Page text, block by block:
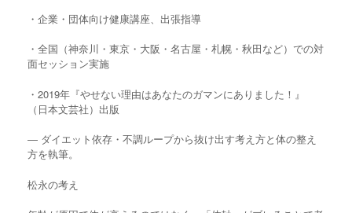
・企業・団体向け健康講座、出張指導
・全国（神奈川・東京・大阪・名古屋・札幌・秋田など）での対
面セッション実施
・2019年『やせない理由はあなたのガマンにありました！』
（日本文芸社）出版
― ダイエット依存・不調ループから抜け出す考え方と体の整え
方を執筆。
松永の考え